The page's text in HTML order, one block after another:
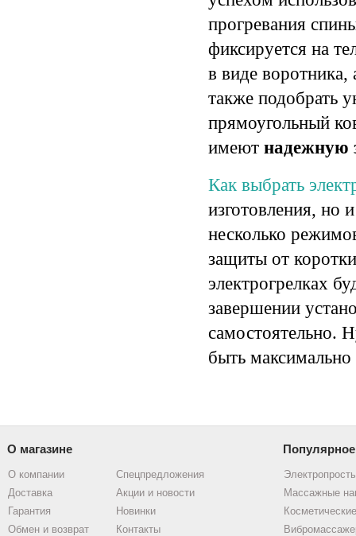
прогревания
фиксируется на
в виде
также подобрать
прямоугольный
имеют надежную
Как выбрать
изготовления, но
несколько
защиты от
электрогрелках
завершении
самостоятельно.
быть
О магазине Популярное
О компании
Доставка
Гарантия
Обмен и возврат
Спецпредложения
Акции и новости
Новинки
Контакты
Массажные